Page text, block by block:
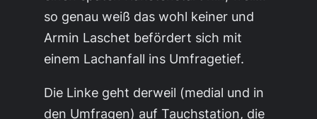
so genau weiß das wohl keiner und
Armin Laschet befördert sich mit
einem Lachanfall ins Umfragetief.
Die Linke geht derweil (medial und in
den Umfragen) auf Tauchstation, die